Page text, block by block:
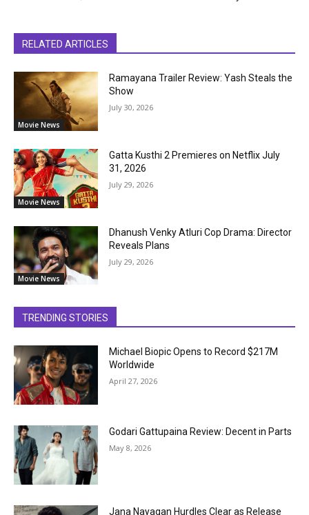
RELATED ARTICLES
Movie News
Ramayana Trailer Review: Yash Steals the
Show
July 30, 2026
Movie News
Gatta Kusthi 2 Premieres on Netflix July
31, 2026
July 29, 2026
Movie News
Dhanush Venky Atluri Cop Drama: Director
Reveals Plans
July 29, 2026
TRENDING STORIES
Michael Biopic Opens to Record $217M
Worldwide
April 27, 2026
Godari Gattupaina Review: Decent in Parts
May 8, 2026
Jana Nayagan Hurdles Clear as Release